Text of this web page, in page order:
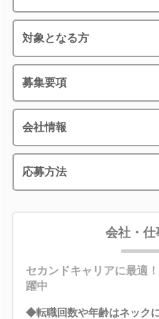
対象となる方
募集要項
会社情報
応募方法
会社・仕
セカンドキャリアに最適
躍中
◆転職回数や年齢はネック